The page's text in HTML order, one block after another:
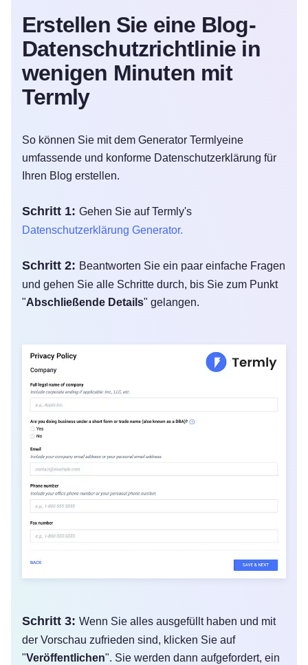
Erstellen Sie eine Blog-
Datenschutzrichtlinie in
wenigen Minuten mit
Termly
So können Sie mit dem Generator Termlyeine
umfassende und konforme Datenschutzerklärung für
Ihren Blog erstellen.
Schritt 1: Gehen Sie auf Termly's
Datenschutzerklärung Generator.
Schritt 2: Beantworten Sie ein paar einfache Fragen
und gehen Sie alle Schritte durch, bis Sie zum Punkt
"Abschließende Details" gelangen.
Schritt 3: Wenn Sie alles ausgefüllt haben und mit
der Vorschau zufrieden sind, klicken Sie auf
"Veröffentlichen". Sie werden dann aufgefordert, ein